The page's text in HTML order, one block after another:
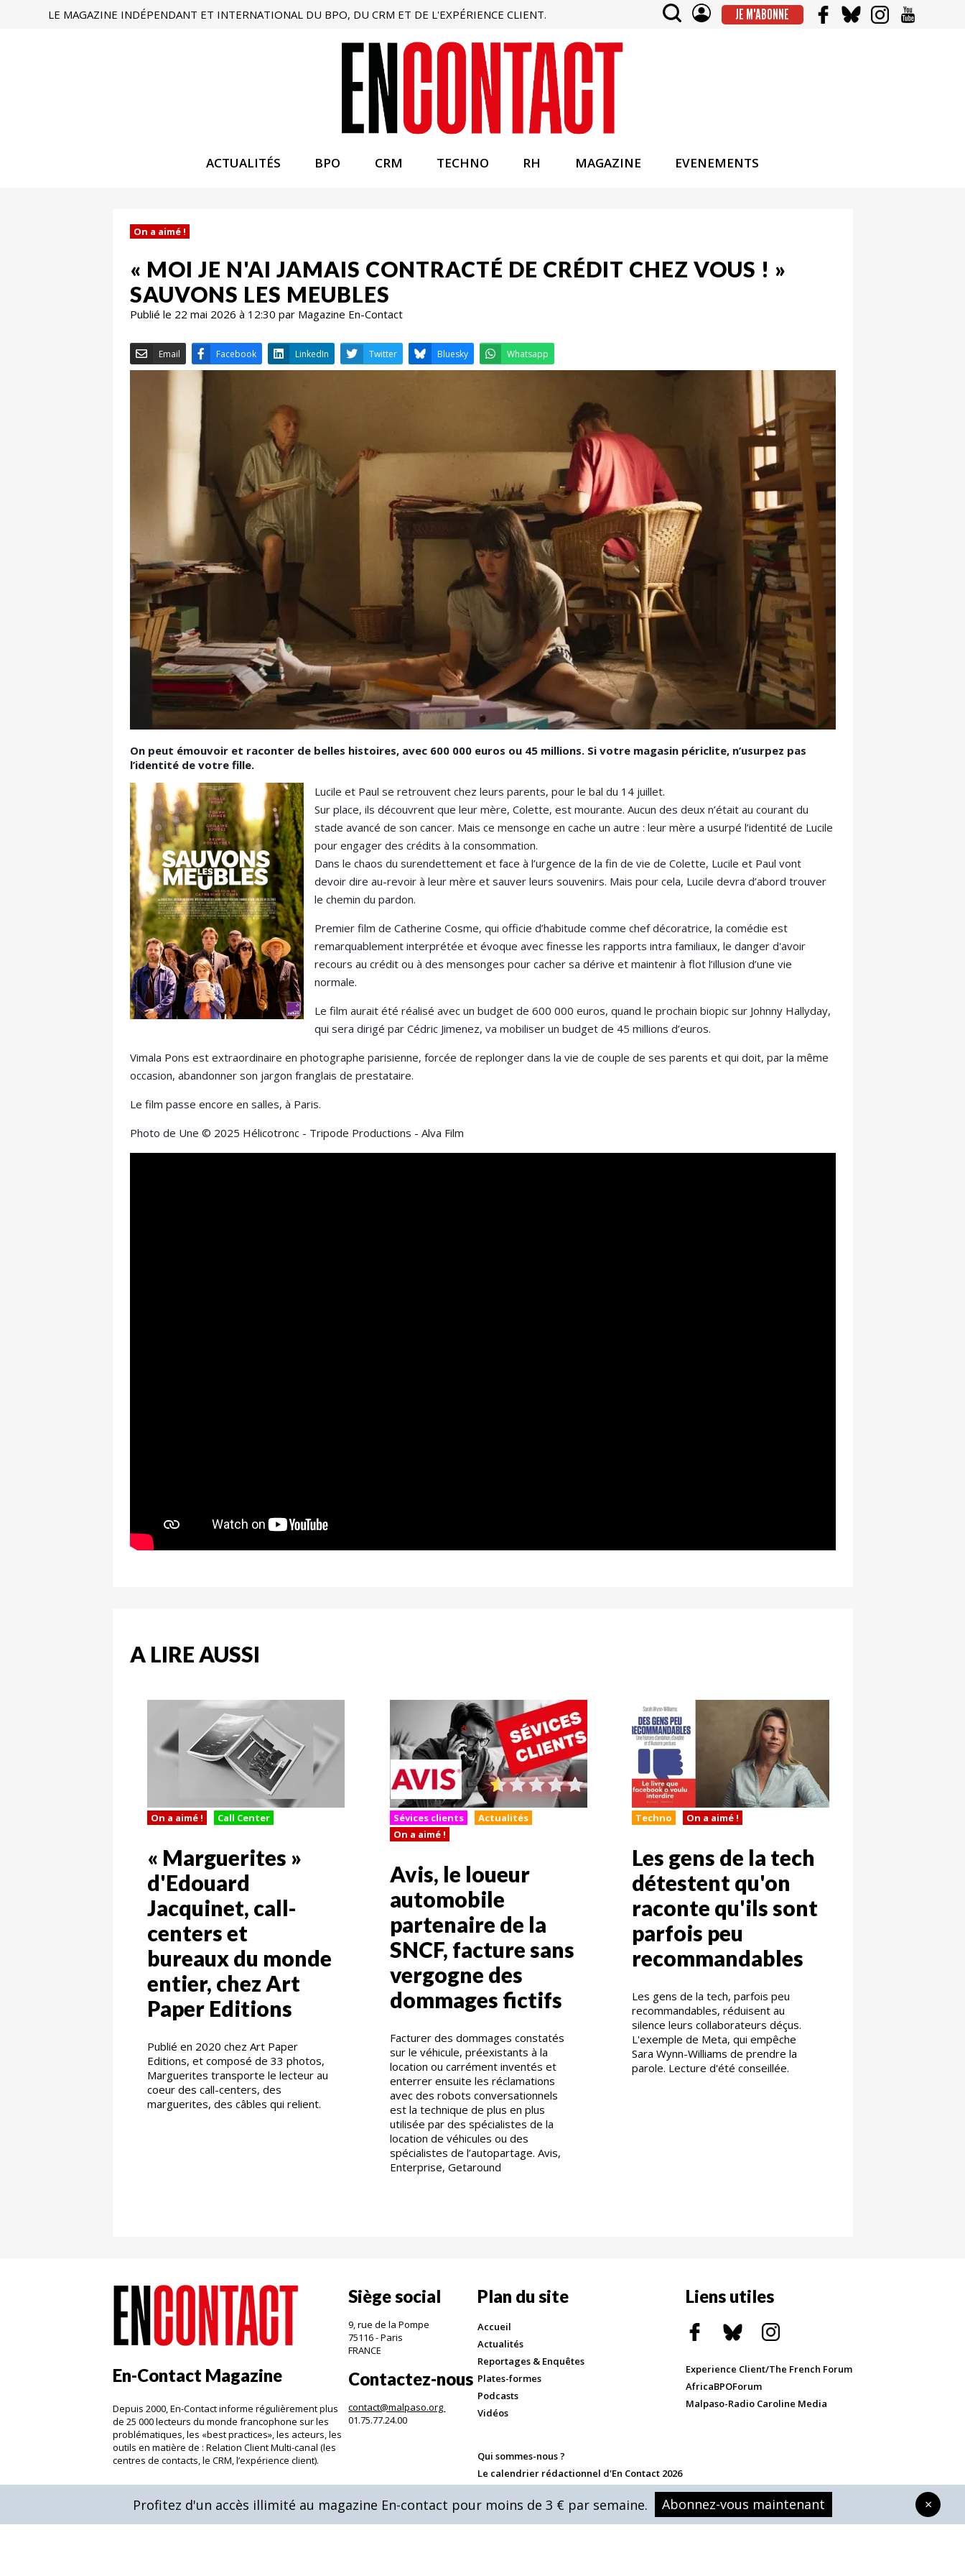
LE MAGAZINE INDÉPENDANT ET INTERNATIONAL DU BPO, DU CRM ET DE L'EXPÉRIENCE CLIENT. JE M'ABONNE
ACTUALITÉS BPO CRM TECHNO RH MAGAZINE EVENEMENTS
On a aimé !
« MOI JE N'AI JAMAIS CONTRACTÉ DE CRÉDIT CHEZ VOUS ! »
SAUVONS LES MEUBLES
Publié le 22 mai 2026 à 12:30 par Magazine En-Contact
Email Facebook Bluesky Whatsapp
On peut émouvoir et raconter de belles histoires, avec 600 000 euros ou 45 millions. Si votre magasin périclite, n’usurpez pas
l’identité de votre fille.
Lucile et Paul se retrouvent chez leurs parents, pour le bal du 14 juillet.
Sur place, ils découvrent que leur mère, Colette, est mourante. Aucun des deux n’était au courant du
stade avancé de son cancer. Mais ce mensonge en cache un autre : leur mère a usurpé l’identité de Lucile
pour engager des crédits à la consommation.
Dans le chaos du surendettement et face à l’urgence de la fin de vie de Colette, Lucile et Paul vont
devoir dire au-revoir à leur mère et sauver leurs souvenirs. Mais pour cela, Lucile devra d’abord trouver
le chemin du pardon.
Premier film de Catherine Cosme, qui officie d’habitude comme chef décoratrice, la comédie est
remarquablement interprétée et évoque avec finesse les rapports intra familiaux, le danger d'avoir
recours au crédit ou à des mensonges pour cacher sa dérive et maintenir à flot l’illusion d’une vie
normale.
Le film aurait été réalisé avec un budget de 600 000 euros, quand le prochain biopic sur Johnny Hallyday,
qui sera dirigé par Cédric Jimenez, va mobiliser un budget de 45 millions d’euros.
Vimala Pons est extraordinaire en photographe parisienne, forcée de replonger dans la vie de couple de ses parents et qui doit, par la même
occasion, abandonner son jargon franglais de prestataire.
Le film passe encore en salles, à Paris.
Photo de Une © 2025 Hélicotronc - Tripode Productions - Alva Film
A LIRE AUSSI
On a aimé ! Call Center
« Marguerites »
d'Edouard
Jacquinet, call-
centers et
bureaux du monde
entier, chez Art
Paper Editions
Publié en 2020 chez Art Paper
Editions, et composé de 33 photos,
Marguerites transporte le lecteur au
coeur des call-centers, des
marguerites, des câbles qui relient.
Sévices clients
Actualités
On a aimé !
Avis, le loueur
automobile
partenaire de la
SNCF, facture sans
vergogne des
dommages fictifs
Facturer des dommages constatés
sur le véhicule, préexistants à la
location ou carrément inventés et
enterrer ensuite les réclamations
avec des robots conversationnels
est la technique de plus en plus
utilisée par des spécialistes de la
location de véhicules ou des
spécialistes de l’autopartage. Avis,
Enterprise, Getaround
Techno On a aimé !
Les gens de la tech
détestent qu'on
raconte qu'ils sont
parfois peu
recommandables
Les gens de la tech, parfois peu
recommandables, réduisent au
silence leurs collaborateurs déçus.
L'exemple de Meta, qui empêche
Sara Wynn-Williams de prendre la
parole. Lecture d'été conseillée.
En-Contact Magazine
Depuis 2000, En-Contact informe régulièrement plus
de 25 000 lecteurs du monde francophone sur les
problématiques, les «best practices», les acteurs, les
outils en matière de : Relation Client Multi-canal (les
centres de contacts, le CRM, l’expérience client).
Siège social
9, rue de la Pompe
75116 - Paris
FRANCE
Contactez-nous
contact@malpaso.org
01.75.77.24.00
Plan du site
Accueil
Actualités
Reportages & Enquêtes
Plates-formes
Podcasts
Vidéos
Qui sommes-nous ?
Le calendrier rédactionnel d'En Contact 2026
Mentions légales & CGV
Liens utiles
Experience Client/The French Forum
AfricaBPOForum
Malpaso-Radio Caroline Media
Profitez d'un accès illimité au magazine En-contact pour moins de 3 € par semaine. Abonnez-vous maintenant ×